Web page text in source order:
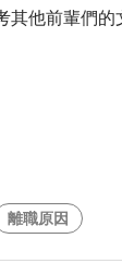
其他前輩們的
離職原因